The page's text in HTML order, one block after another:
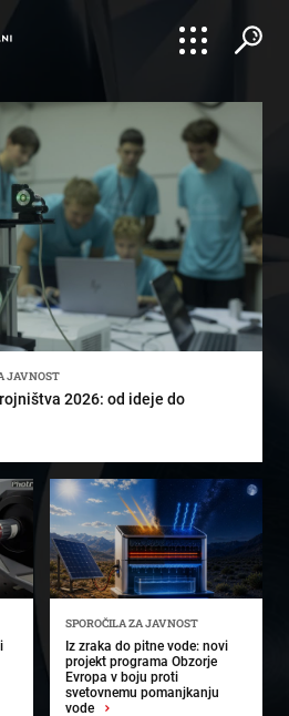
JAVNOST
2026: od ideje do
SPOROČILA ZA JAVNOST
Iz zraka do pitne vode: novi
projekt programa Obzorje
Evropa v boju proti
svetovnemu pomanjkanju
vode
›